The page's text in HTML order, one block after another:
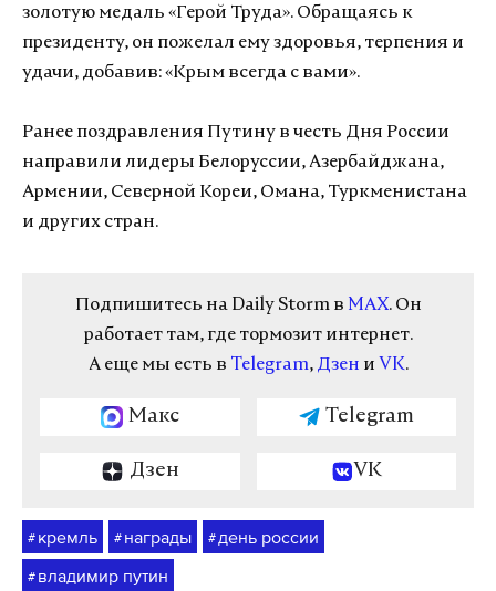
золотую медаль «Герой Труда». Обращаясь к
президенту, он пожелал ему здоровья, терпения и
удачи, добавив: «Крым всегда с вами».
Ранее поздравления Путину в честь Дня России
направили лидеры Белоруссии, Азербайджана,
Армении, Северной Кореи, Омана, Туркменистана
и других стран.
Подпишитесь на Daily Storm в MAX. Он
работает там, где тормозит интернет.
А еще мы есть в Telegram, Дзен и VK.
Макс Telegram
Дзен VK
# кремль # награды # день россии
# владимир путин